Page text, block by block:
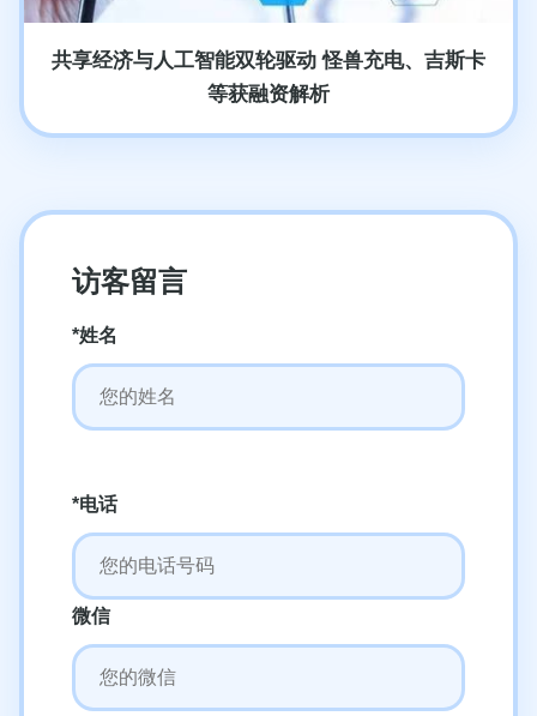
共享经济与人工智能双轮驱动 怪兽充电、吉斯卡
等获融资解析
访客留言
*姓名
*电话
微信